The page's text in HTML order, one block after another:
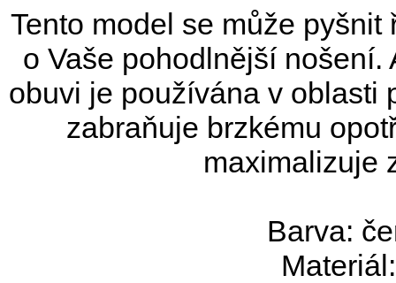
Tento model se může
o Vaše pohodlnější
obuvi je používána v oblasti
zabraňuje brzkému
maximalizuje
Barva: